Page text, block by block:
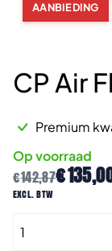
AANBIEDING
CP Air
€142,87
prijs
€142,87.
€
Huidige
prijs
€135,00.
excl. btw
Premium
Op voorraad
Air